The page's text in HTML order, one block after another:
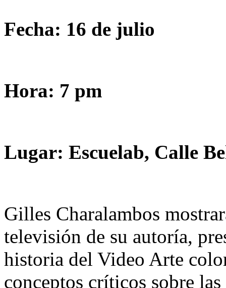
Fecha: 16 de julio
Hora: 7 pm
Lugar: Escuelab, Calle
Gilles Charalambos
televisión de su autoría,
historia del Video Arte
conceptos críticos sobre